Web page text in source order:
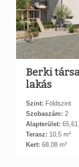
Berki
lakás
Szint: Földszint
Szobaszám: 2
Alapterület: 65,61
Terasz: 10,5 m²
Kert: 68,08 m²